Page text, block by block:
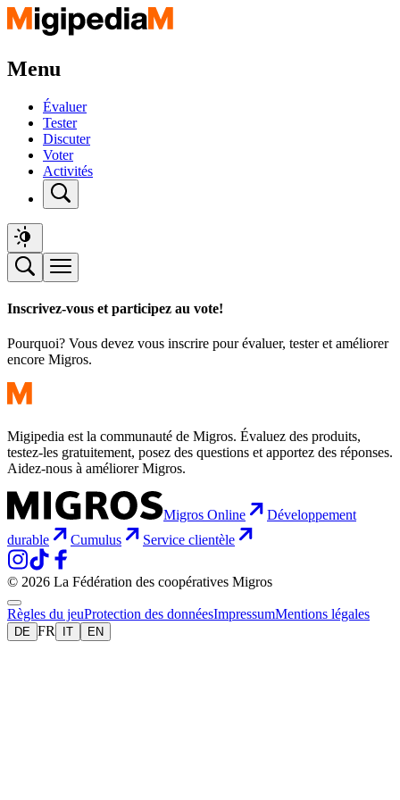
Menu
Évaluer
Tester
Discuter
Voter
Activités
Inscrivez-vous et participez au vote!
Pourquoi? Vous devez vous inscrire pour évaluer, tester et améliorer
encore Migros.
Migipedia est la communauté de Migros. Évaluez des produits,
testez-les gratuitement, posez des questions et apportez des réponses.
Aidez-nous à améliorer Migros.
Migros Online
Développement
durable
Cumulus Service clientèle
© 2026 La Fédération des coopératives Migros
Règles du jeuProtection des donnéesImpressumMentions légales
DE FR IT EN